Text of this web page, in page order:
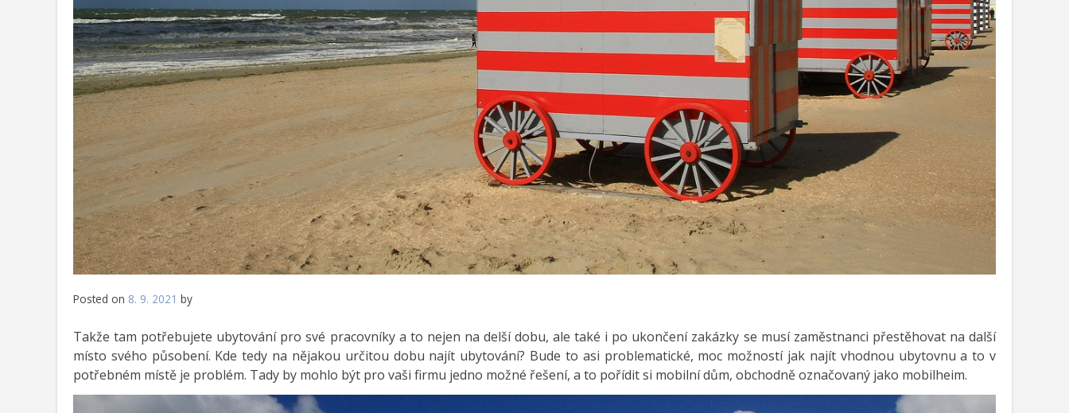
Posted on 8. 9. 2021 by
Takže tam potřebujete ubytování pro své pracovníky a to nejen na delší dobu, ale také i po ukončení zakázky se musí zaměstnanci přestěhovat na další
místo svého působení. Kde tedy na nějakou určitou dobu najít ubytování? Bude to asi problematické, moc možností jak najít vhodnou ubytovnu a to v
potřebném místě je problém. Tady by mohlo být pro vaši firmu jedno možné řešení, a to pořídit si mobilní dům, obchodně označovaný jako mobilheim.